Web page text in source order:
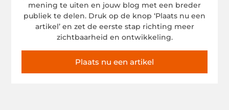
mening te uiten en jouw blog met een breder
publiek te delen. Druk op de knop ‘Plaats nu een
artikel’ en zet de eerste stap richting meer
zichtbaarheid en ontwikkeling.
Plaats nu een artikel